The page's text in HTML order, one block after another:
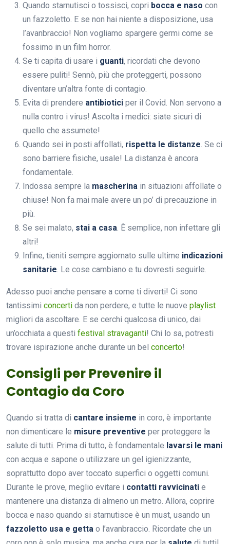
Quando starnutisci o tossisci, copri bocca e naso con
un fazzoletto. E se non hai niente a disposizione, usa
l’avanbraccio! Non vogliamo spargere germi come se
fossimo in un film horror.
Se ti capita di usare i guanti, ricordati che devono
essere puliti! Sennò, più che proteggerti, possono
diventare un’altra fonte di contagio.
Evita di prendere antibiotici per il Covid. Non servono a
nulla contro i virus! Ascolta i medici: siate sicuri di
quello che assumete!
Quando sei in posti affollati, rispetta le distanze. Se ci
sono barriere fisiche, usale! La distanza è ancora
fondamentale.
Indossa sempre la mascherina in situazioni affollate o
chiuse! Non fa mai male avere un po’ di precauzione in
più.
Se sei malato, stai a casa. È semplice, non infettare gli
altri!
Infine, tieniti sempre aggiornato sulle ultime indicazioni
sanitarie. Le cose cambiano e tu dovresti seguirle.
Adesso puoi anche pensare a come ti diverti! Ci sono
tantissimi concerti da non perdere, e tutte le nuove playlist
migliori da ascoltare. E se cerchi qualcosa di unico, dai
un’occhiata a questi festival stravaganti! Chi lo sa, potresti
trovare ispirazione anche durante un bel concerto!
Consigli per Prevenire il
Contagio da Coro
Quando si tratta di cantare insieme in coro, è importante
non dimenticare le misure preventive per proteggere la
salute di tutti. Prima di tutto, è fondamentale lavarsi le mani
con acqua e sapone o utilizzare un gel igienizzante,
soprattutto dopo aver toccato superfici o oggetti comuni.
Durante le prove, meglio evitare i contatti ravvicinati e
mantenere una distanza di almeno un metro. Allora, coprire
bocca e naso quando si starnutisce è un must, usando un
fazzoletto usa e getta o l’avanbraccio. Ricordate che un